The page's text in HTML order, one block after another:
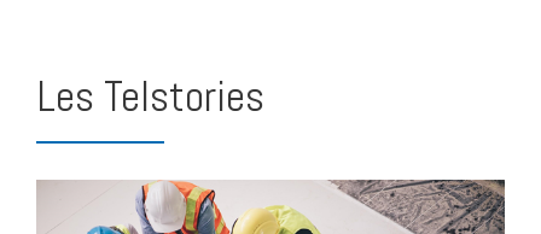
Les Telstories